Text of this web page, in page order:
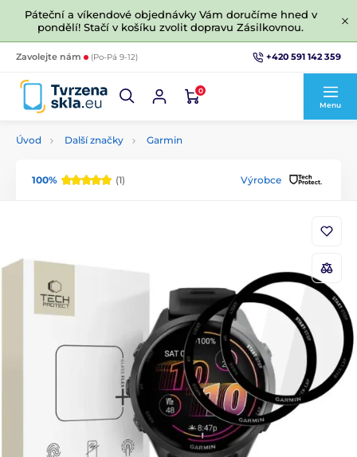
Páteční a víkendové objednávky Vám doručíme hned v
pondělí! Stačí v košíku zvolit dopravu Zásilkovnou.
Zavolejte nám (Po-Pá 9-12) +420 591 142 359
0
Menu
Úvod Další značky Garmin
100% (1) Výrobce